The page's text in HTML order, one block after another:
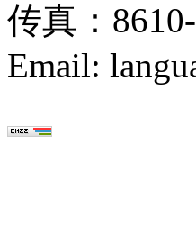
传真：
Email: